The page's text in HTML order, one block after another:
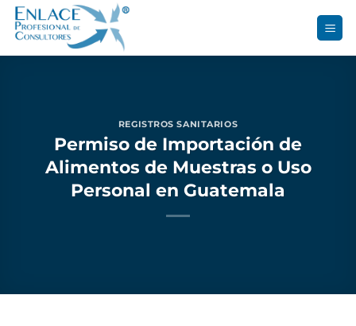
Saltar
REGISTROS SANITARIOS
Permiso de Importación de
Alimentos de Muestras o Uso
Personal en Guatemala